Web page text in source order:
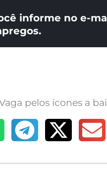
informe no e-
pelos ícones a